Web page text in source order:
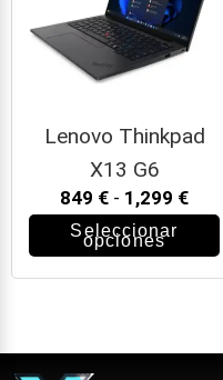
Lenovo Thinkpad
X13 G6
849 € - 1,299 €
Seleccionar
opciones